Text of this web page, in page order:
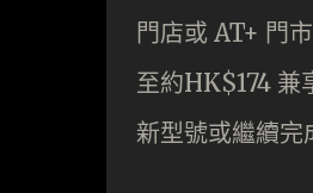
門店或 AT+ 門
至約HK$174 兼
新型號或繼續完